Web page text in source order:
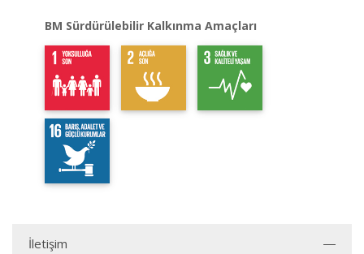
BM Sürdürülebilir Kalkınma Amaçları
İletişim